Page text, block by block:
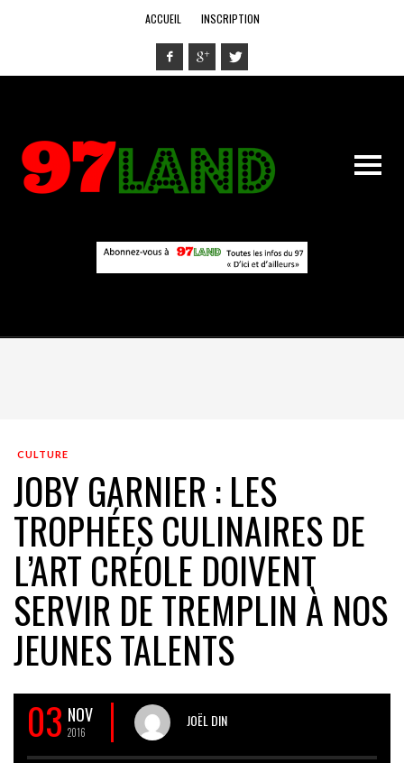
ACCUEIL INSCRIPTION
CULTURE
JOBY GARNIER : LES
TROPHÉES CULINAIRES DE
L’ART CRÉOLE DOIVENT
SERVIR DE TREMPLIN À NOS
JEUNES TALENTS
03 NOV
2016
JOËL DIN